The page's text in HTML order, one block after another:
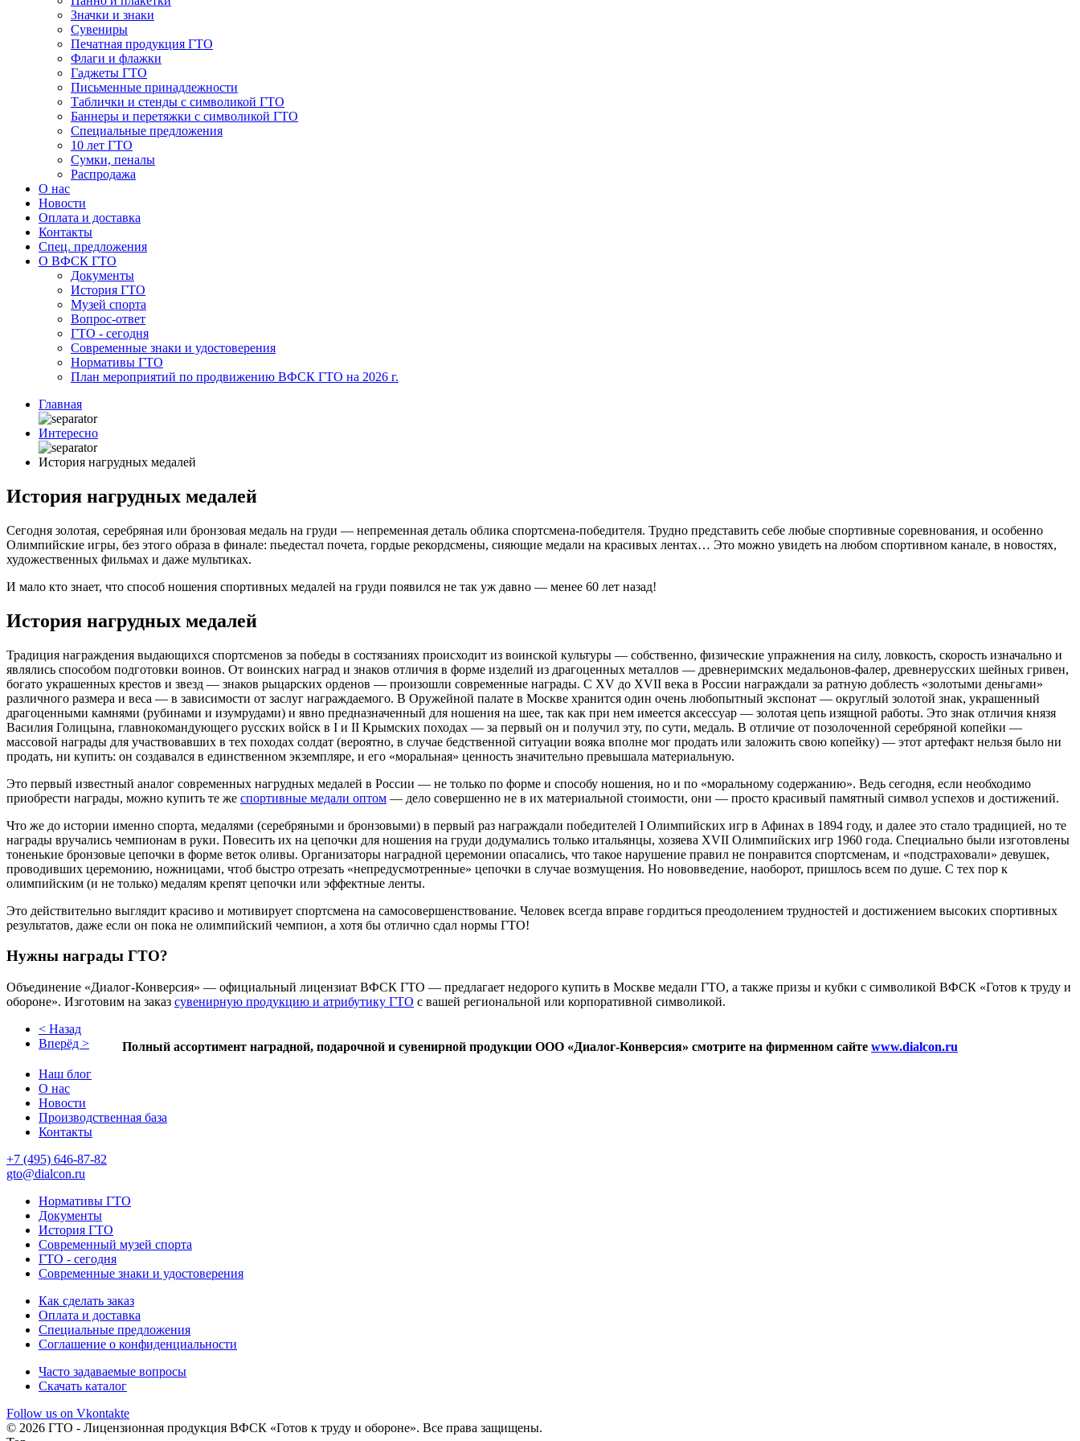
Значки и знаки
Сувениры
Печатная продукция ГТО
Флаги и флажки
Гаджеты ГТО
Письменные принадлежности
Таблички и стенды с символикой ГТО
Баннеры и перетяжки с символикой ГТО
Специальные предложения
10 лет ГТО
Сумки, пеналы
Распродажа
О нас
Новости
Оплата и доставка
Контакты
Спец. предложения
О ВФСК ГТО
Документы
История ГТО
Музей спорта
Вопрос-ответ
ГТО - сегодня
Современные знаки и удостоверения
Нормативы ГТО
План мероприятий по продвижению ВФСК ГТО на 2026 г.
Главная
Интересно
История нагрудных медалей
История нагрудных медалей
Сегодня золотая, серебряная или бронзовая медаль на груди — непременная деталь облика спортсмена-победителя. Трудно представить себе любые спортивные соревнования, и особенно
Олимпийские игры, без этого образа в финале: пьедестал почета, гордые рекордсмены, сияющие медали на красивых лентах… Это можно увидеть на любом спортивном канале, в новостях,
художественных фильмах и даже мультиках.
И мало кто знает, что способ ношения спортивных медалей на груди появился не так уж давно — менее 60 лет назад!
История нагрудных медалей
Традиция награждения выдающихся спортсменов за победы в состязаниях происходит из воинской культуры — собственно, физические упражнения на силу, ловкость, скорость изначально и
являлись способом подготовки воинов. От воинских наград и знаков отличия в форме изделий из драгоценных металлов — древнеримских медальонов-фалер, древнерусских шейных гривен,
богато украшенных крестов и звезд — знаков рыцарских орденов — произошли современные награды. С XV до XVII века в России награждали за ратную доблесть «золотыми деньгами»
различного размера и веса — в зависимости от заслуг награждаемого. В Оружейной палате в Москве хранится один очень любопытный экспонат — округлый золотой знак, украшенный
драгоценными камнями (рубинами и изумрудами) и явно предназначенный для ношения на шее, так как при нем имеется аксессуар — золотая цепь изящной работы. Это знак отличия князя
Василия Голицына, главнокомандующего русских войск в I и II Крымских походах — за первый он и получил эту, по сути, медаль. В отличие от позолоченной серебряной копейки —
массовой награды для участвовавших в тех походах солдат (вероятно, в случае бедственной ситуации вояка вполне мог продать или заложить свою копейку) — этот артефакт нельзя было ни
продать, ни купить: он создавался в единственном экземпляре, и его «моральная» ценность значительно превышала материальную.
Это первый известный аналог современных нагрудных медалей в России — не только по форме и способу ношения, но и по «моральному содержанию». Ведь сегодня, если необходимо
приобрести награды, можно купить те же спортивные медали оптом — дело совершенно не в их материальной стоимости, они — просто красивый памятный символ успехов и достижений.
Что же до истории именно спорта, медалями (серебряными и бронзовыми) в первый раз награждали победителей I Олимпийских игр в Афинах в 1894 году, и далее это стало традицией, но те
награды вручались чемпионам в руки. Повесить их на цепочки для ношения на груди додумались только итальянцы, хозяева XVII Олимпийских игр 1960 года. Специально были изготовлены
тоненькие бронзовые цепочки в форме веток оливы. Организаторы наградной церемонии опасались, что такое нарушение правил не понравится спортсменам, и «подстраховали» девушек,
проводивших церемонию, ножницами, чтоб быстро отрезать «непредусмотренные» цепочки в случае возмущения. Но нововведение, наоборот, пришлось всем по душе. С тех пор к
олимпийским (и не только) медалям крепят цепочки или эффектные ленты.
Это действительно выглядит красиво и мотивирует спортсмена на самосовершенствование. Человек всегда вправе гордиться преодолением трудностей и достижением высоких спортивных
результатов, даже если он пока не олимпийский чемпион, а хотя бы отлично сдал нормы ГТО!
Нужны награды ГТО?
Объединение «Диалог-Конверсия» — официальный лицензиат ВФСК ГТО — предлагает недорого купить в Москве медали ГТО, а также призы и кубки с символикой ВФСК «Готов к труду и
обороне». Изготовим на заказ сувенирную продукцию и атрибутику ГТО с вашей региональной или корпоративной символикой.
< Назад
Вперёд >
Полный ассортимент наградной, подарочной и сувенирной продукции ООО «Диалог-Конверсия» смотрите на фирменном сайте www.dialcon.ru
Наш блог
О нас
Новости
Производственная база
Контакты
+7 (495) 646-87-82
gto@dialcon.ru
Нормативы ГТО
Документы
История ГТО
Современный музей спорта
ГТО - сегодня
Современные знаки и удостоверения
Как сделать заказ
Оплата и доставка
Специальные предложения
Соглашение о конфиденциальности
Часто задаваемые вопросы
Скачать каталог
Follow us on Vkontakte
© 2026 ГТО - Лицензионная продукция ВФСК «Готов к труду и обороне». Все права защищены.